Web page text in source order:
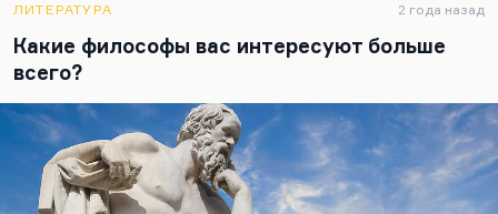
при всём при этом мне не нравится Иван Ильин.
Я имею право на это мнение. Он очень нравился
крупным русским силовикам периода пятого-
десятого годов, пока его не сменил Фёдор
Достоевский, на которого идёт сейчас такая мода,
которого так сейчас принято…
ЛИТЕРАТУРА 2 года назад
Какие философы вас интересуют больше
всего?